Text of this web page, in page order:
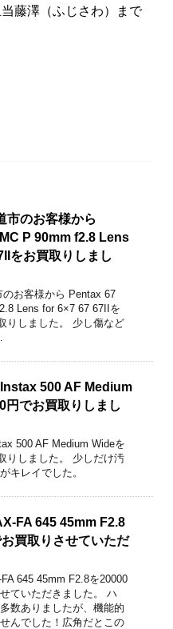
藤澤（ふじさわ）まで
市のお客様から
P 90mm f2.8 Lens
をお買取りしまし
のお客様から Pentax 67
Lens for 6×7 67 67IIを
りしました。 少し傷など
500 AF Medium
円でお買取りしまし
500 AF Medium Wideを
りしました。 少しだけ汚
キレイでした。
FA 645 45mm F2.8
買取りさせていただ
645 45mm F2.8を20000
ていただきました。 ハ
数ありましたが、機能的
んでした！広角だとこの